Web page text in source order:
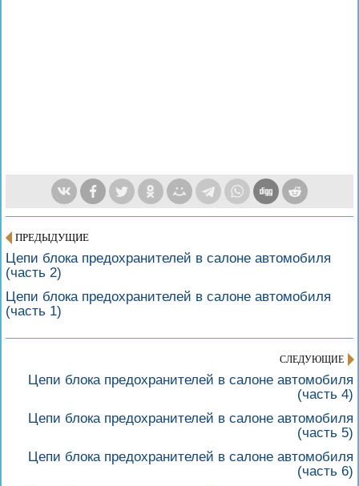
ПРЕДЫДУЩИЕ
Цепи блока предохранителей в салоне автомобиля
(часть 2)
Цепи блока предохранителей в салоне автомобиля
(часть 1)
СЛЕДУЮЩИЕ
Цепи блока предохранителей в салоне автомобиля
(часть 4)
Цепи блока предохранителей в салоне автомобиля
(часть 5)
Цепи блока предохранителей в салоне автомобиля
(часть 6)